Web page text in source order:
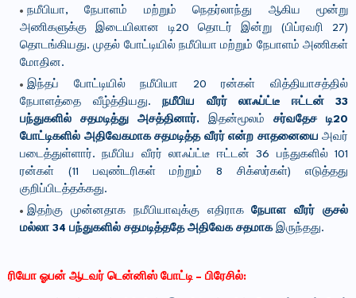
நமீபியா, நேபாளம் மற்றும் நெதர்லாந்து ஆகிய மூன்று
அணிகளுக்கு இடையிலான டி20 தொடர் இன்று (பிப்ரவரி 27)
தொடங்கியது. முதல் போட்டியில் நமீபியா மற்றும் நேபாளம் அணிகள்
மோதின.
இந்தப் போட்டியில் நமீபியா 20 ரன்கள் வித்தியாசத்தில்
நேபாளத்தை வீழ்த்தியது. நமீபிய வீரர் லாஃப்ட்டீ ஈட்டன் 33
பந்துகளில் சதமடித்து அசத்தினார். இதன்மூலம் சர்வதேச டி20
போட்டிகளில் அதிவேகமாக சதமடித்த வீரர் என்ற சாதனையை அவர்
படைத்துள்ளார்.நமீபிய வீரர் லாஃப்ட்டீ ஈட்டன் 36 பந்துகளில் 101
ரன்கள் (11 பவுண்டரிகள் மற்றும் 8 சிக்ஸர்கள்) எடுத்தது
குறிப்பிடத்தக்கது.
இதற்கு முன்னதாக நமீபியாவுக்கு எதிராகநேபாள வீரர் குசல்
மல்லா 34 பந்துகளில் சதமடித்ததே அதிவேக சதமாகஇருந்தது.
ரியோ ஓபன் ஆடவர் டென்னிஸ் போட்டி – பிரேசில்: